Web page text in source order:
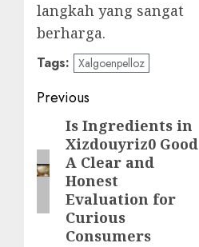
langkah yang sangat
berharga.
Tags: Xalgoenpelloz
Post
navigation
Previous
Previous
post:
Is Ingredients in
Xizdouyriz0 Good
A Clear and
Honest
Evaluation for
Curious
Consumers